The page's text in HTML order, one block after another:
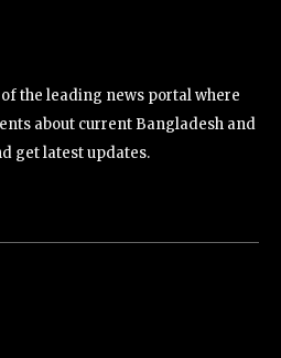
of the leading news portal where
about current Bangladesh and
get latest updates.